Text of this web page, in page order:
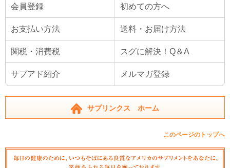
会員登録 初めての方へ
お支払い方法 送料・お届け方法
関税・消費税 スグに解決！Q＆A
サプアド紹介 メルマガ登録
サプリンクス ホーム
このページのトップへ